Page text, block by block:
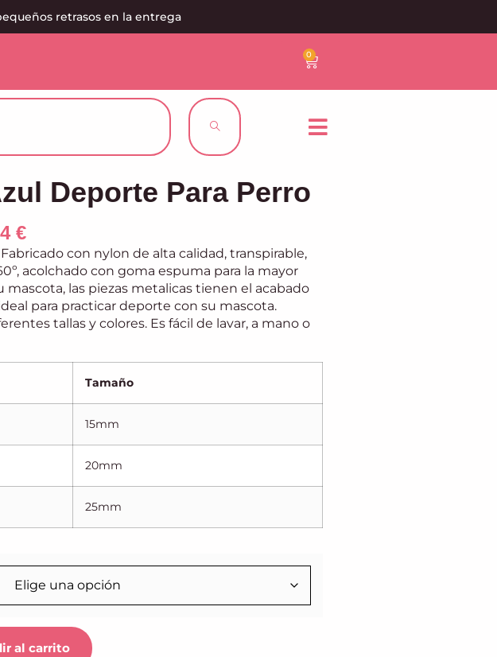
retrasos en la entrega
0
Deporte Para Perro
€
con nylon de alta calidad, transpirable,
acolchado con goma espuma para la mayor
mascota, las piezas metalicas tienen el acabado
para practicar deporte con su mascota.
tallas y colores. Es fácil de lavar, a mano o
Tamaño
15mm
20mm
25mm
al carrito